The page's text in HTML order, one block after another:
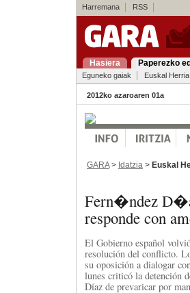
Harremana RSS
Hasiera Paperezko
Eguneko gaiak Euskal Herria
2012ko azaroaren 01a
GARA> Idatzia > Euskal
Fern�ndez
responde con
El Gobierno español
resolución del conflicto.
su oposición a dialogar
lunes criticó la detención
Díaz de prevaricar por